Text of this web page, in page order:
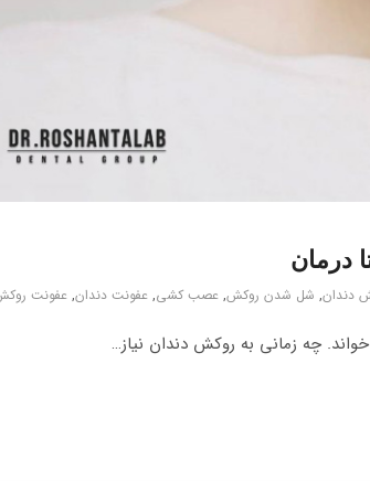
درمان
دندان, شل شدن روکش, عصب کشی, عفونت دندان, عفونت
چه زمانی به روکش دندان نیاز…